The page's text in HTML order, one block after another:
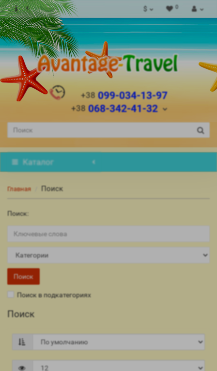
$ 0
+38 099-034-13-97
+38 068-342-41-32
Каталог
Главная Поиск
Поиск:
Поиск в подкатегориях
Поиск